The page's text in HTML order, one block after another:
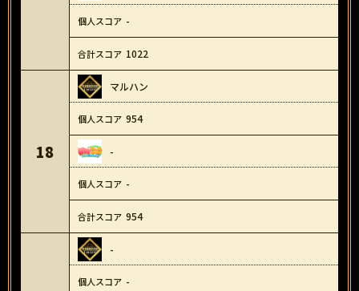
-
1022
18
マルハン
954
-
-
954
-
-